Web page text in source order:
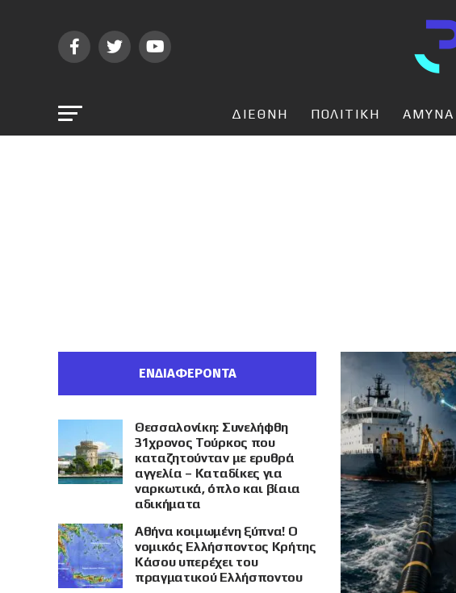
ΔΙΕΘΝΗ ΠΟΛΙΤΙΚΗ ΑΜΥΝΑ
ΕΝΔΙΑΦΕΡΟΝΤΑ
Θεσσαλονίκη: Συνελήφθη
31χρονος Τούρκος που
καταζητούνταν με ερυθρά
αγγελία – Καταδίκες για
ναρκωτικά, όπλο και βίαια
αδικήματα
Αθήνα κοιμωμένη ξύπνα! Ο
νομικός Ελλήσποντος Κρήτης
Κάσου υπερέχει του
πραγματικού Ελλήσποντου